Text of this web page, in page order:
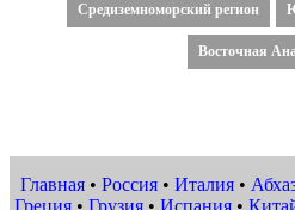
Средиземноморский регион
Восточная
Главная • Россия • Италия •